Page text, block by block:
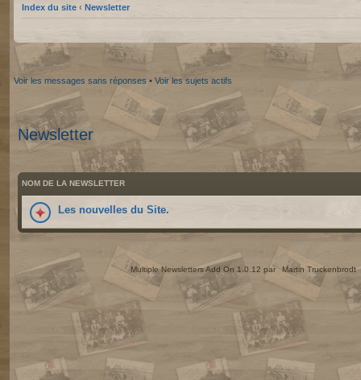
Index du site ‹ Newsletter
Voir les messages sans réponses • Voir les sujets actifs
Newsletter
NOM DE LA NEWSLETTER
Les nouvelles du Site.
Multiple Newsletters Add On 1.0.12 par Martin Truckenbrodt